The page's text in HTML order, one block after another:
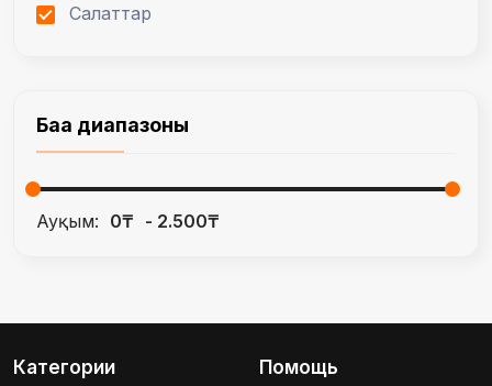
Салаттар
Баға диапазоны
Ауқым: 0₸ 2.500₸
Категории Помощь